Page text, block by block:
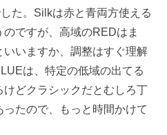
た。Silkは赤と青両方使える
ですが、高域のREDはま
いいますか、調整はすぐ理解
は、特定の低域の出てる
どクラシックだとむしろ丁
たので、もっと時間かけて